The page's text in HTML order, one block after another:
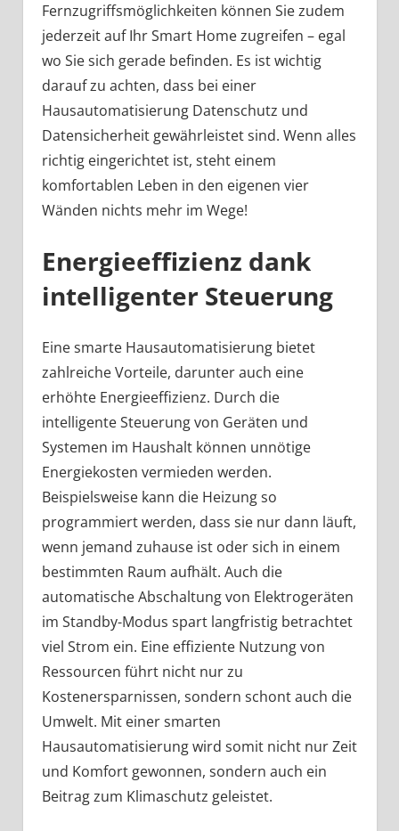
Fernzugriffsmöglichkeiten können Sie zudem
jederzeit auf Ihr Smart Home zugreifen – egal
wo Sie sich gerade befinden. Es ist wichtig
darauf zu achten, dass bei einer
Hausautomatisierung Datenschutz und
Datensicherheit gewährleistet sind. Wenn alles
richtig eingerichtet ist, steht einem
komfortablen Leben in den eigenen vier
Wänden nichts mehr im Wege!
Energieeffizienz dank
intelligenter Steuerung
Eine smarte Hausautomatisierung bietet
zahlreiche Vorteile, darunter auch eine
erhöhte Energieeffizienz. Durch die
intelligente Steuerung von Geräten und
Systemen im Haushalt können unnötige
Energiekosten vermieden werden.
Beispielsweise kann die Heizung so
programmiert werden, dass sie nur dann läuft,
wenn jemand zuhause ist oder sich in einem
bestimmten Raum aufhält. Auch die
automatische Abschaltung von Elektrogeräten
im Standby-Modus spart langfristig betrachtet
viel Strom ein. Eine effiziente Nutzung von
Ressourcen führt nicht nur zu
Kostenersparnissen, sondern schont auch die
Umwelt. Mit einer smarten
Hausautomatisierung wird somit nicht nur Zeit
und Komfort gewonnen, sondern auch ein
Beitrag zum Klimaschutz geleistet.